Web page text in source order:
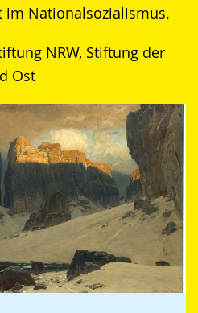
im Nationalsozialismus.
NRW, Stiftung der
Ost